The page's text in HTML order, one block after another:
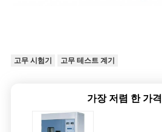
고무 시험기 고무 테스트 계기
가장 저렴 한 가